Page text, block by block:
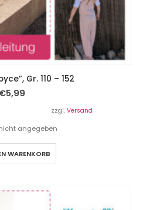
Gr. 110 – 152
€5,99
zzgl. Versand
angegeben
WARENKORB